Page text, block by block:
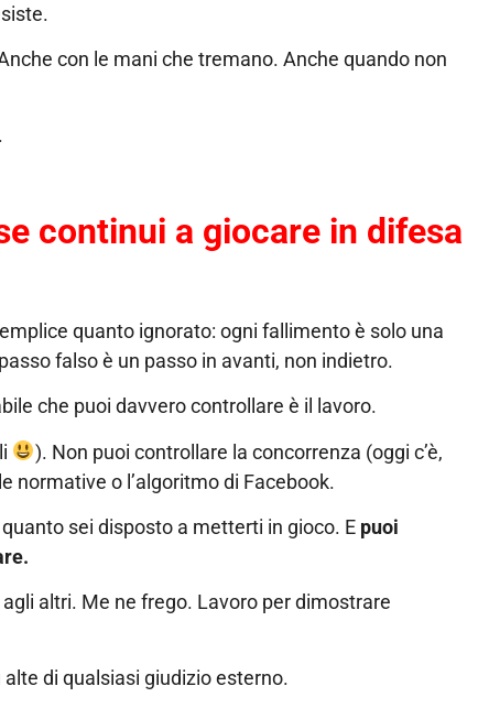
con le mani che tremano. Anche quando non
continui a giocare in difesa
quanto ignorato: ogni fallimento è solo una
falso è un passo in avanti, non indietro.
che puoi davvero controllare è il lavoro.
). Non puoi controllare la concorrenza (oggi c’è,
normative o l’algoritmo di Facebook.
sei disposto a metterti in gioco. E puoi
altri. Me ne frego. Lavoro per dimostrare
di qualsiasi giudizio esterno.